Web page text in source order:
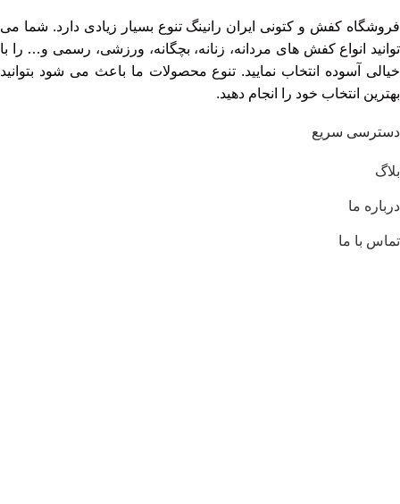
فروشگاه کفش و کتونی ایران رانینگ تنوع بسیار زیادی دارد. شما می
توانید انواع کفش های مردانه، زنانه، بچگانه، ورزشی، رسمی و… را با
خیالی آسوده انتخاب نمایید. تنوع محصولات ما باعث می شود بتوانید
بهترین انتخاب خود را انجام دهید.
دسترسی سریع
بلاگ
درباره ما
تماس با ما